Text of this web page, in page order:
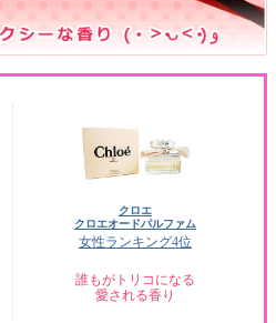
クロエ
クロエオードパルファム
女性ランキング4位
誰もがトリコになる
愛される香り